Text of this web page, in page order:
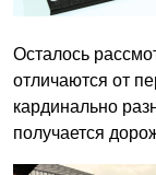
Осталось
отличаются от
кардинально
получается